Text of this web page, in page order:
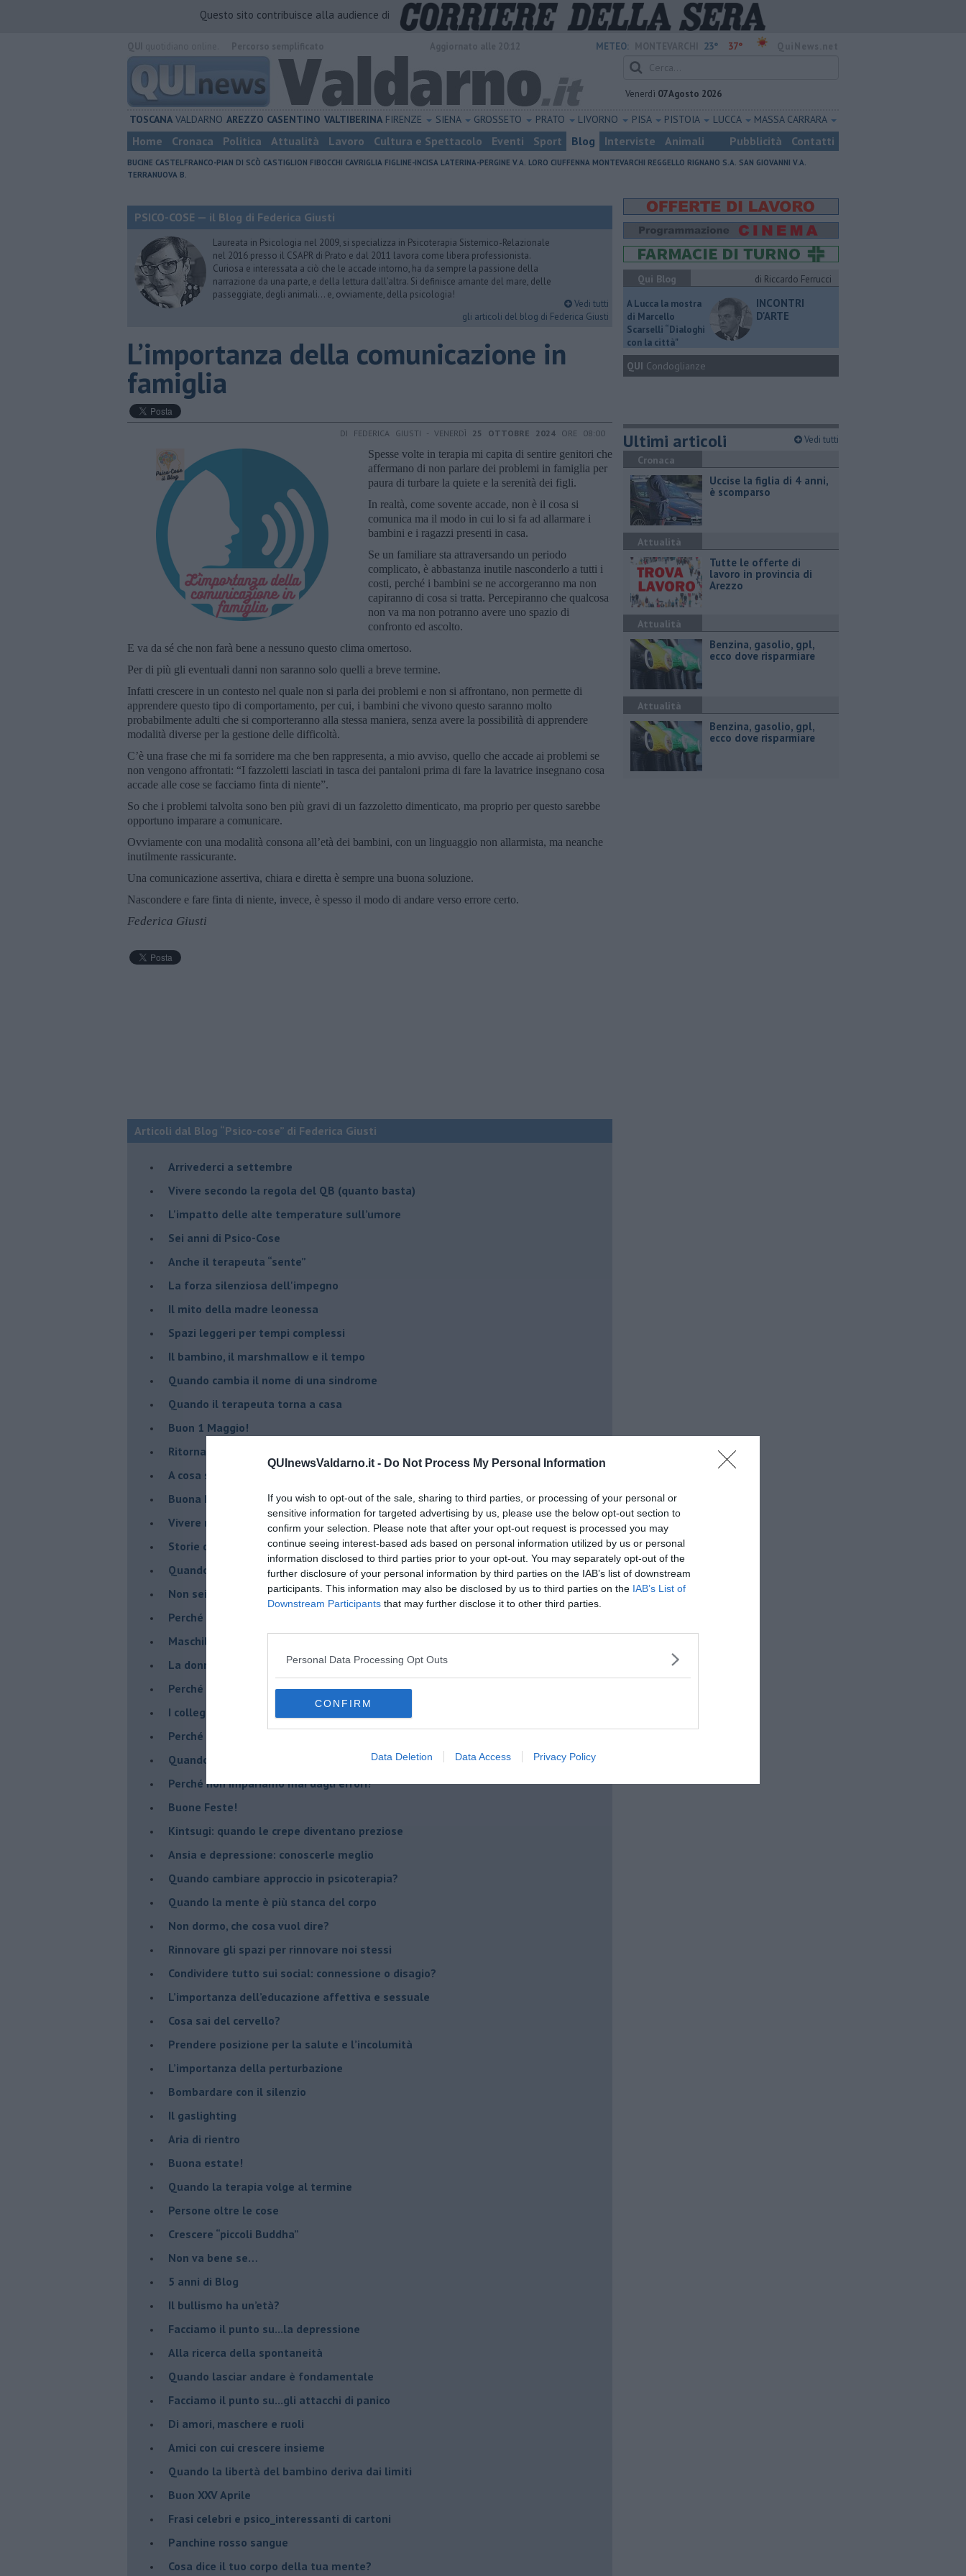
QUInewsValdarno.it - Do Not Process My Personal Information
If you wish to opt-out of the sale, sharing to third parties, or processing of your personal or
sensitive information for targeted advertising by us, please use the below opt-out section to
confirm your selection. Please note that after your opt-out request is processed you may
continue seeing interest-based ads based on personal information utilized by us or personal
information disclosed to third parties prior to your opt-out. You may separately opt-out of the
further disclosure of your personal information by third parties on the IAB’s list of downstream
participants. This information may also be disclosed by us to third parties on the IAB’s List of
Downstream Participants that may further disclose it to other third parties.
Personal Data Processing Opt Outs
CONFIRM
Data Deletion Data Access Privacy Policy
Questo sito contribuisce alla audience di
METEO: 23° 37°
Venerdì 07 Agosto 2026
TOSCANA VALDARNO AREZZO CASENTINO VALTIBERINA FIRENZE SIENA GROSSETO PRATO LIVORNO PISA PISTOIA LUCCA MASSA CARRARA
Home Cronaca Politica Attualità Lavoro Cultura e Spettacolo Eventi Sport Blog Interviste Animali Pubblicità Contatti
BUCINE CASTELFRANCO-PIAN DI SCÒ CASTIGLION FIBOCCHI CAVRIGLIA FIGLINE-INCISA LATERINA-PERGINE V.A. LORO CIUFFENNA MONTEVARCHI REGGELLO RIGNANO S.A. SAN GIOVANNI V.A.
TERRANUOVA B.
PSICO-COSE — il Blog di Federica Giusti
Laureata in Psicologia nel 2009, si specializza in Psicoterapia Sistemico-Relazionale
nel 2016 presso il CSAPR di Prato e dal 2011 lavora come libera professionista.
Curiosa e interessata a ciò che le accade intorno, ha da sempre la passione della
narrazione da una parte, e della lettura dall’altra. Si definisce amante del mare, delle
passeggiate, degli animali… e, ovviamente, della psicologia!
Vedi tutti
gli articoli del blog di Federica Giusti
​L’importanza della comunicazione in
famiglia
DI FEDERICA GIUSTI - VENERDÌ 25 OTTOBRE 2024 ORE 08:00
Spesse volte in terapia mi capita di sentire genitori che
affermano di non parlare dei problemi in famiglia per
paura di turbare la quiete e la serenità dei figli.
In realtà, come sovente accade, non è il cosa si
comunica ma il modo in cui lo si fa ad allarmare i
bambini e i ragazzi presenti in casa.
Se un familiare sta attraversando un periodo
complicato, è abbastanza inutile nasconderlo a tutti i
costi, perché i bambini se ne accorgeranno ma non
capiranno di cosa si tratta. Percepiranno che qualcosa
non va ma non potranno avere uno spazio di
confronto ed ascolto.
E va da sé che non farà bene a nessuno questo clima omertoso.
Per di più gli eventuali danni non saranno solo quelli a breve termine.
Infatti crescere in un contesto nel quale non si parla dei problemi e non si affrontano, non permette di
apprendere questo tipo di comportamento, per cui, i bambini che vivono questo saranno molto
probabilmente adulti che si comporteranno alla stessa maniera, senza avere la possibilità di apprendere
modalità diverse per la gestione delle difficoltà.
C’è una frase che mi fa sorridere ma che ben rappresenta, a mio avviso, quello che accade ai problemi se
non vengono affrontati: “I fazzoletti lasciati in tasca dei pantaloni prima di fare la lavatrice insegnano cosa
accade alle cose se facciamo finta di niente”.
So che i problemi talvolta sono ben più gravi di un fazzoletto dimenticato, ma proprio per questo sarebbe
opportuno imparare a comunicare.
Ovviamente con una modalità consona all’età dei bambini, con un linguaggio non allarmista, ma neanche
inutilmente rassicurante.
Una comunicazione assertiva, chiara e diretta è sempre una buona soluzione.
Nascondere e fare finta di niente, invece, è spesso il modo di andare verso errore certo.
Federica Giusti
Articoli dal Blog “Psico-cose” di Federica Giusti
​Arrivederci a settembre
​Vivere secondo la regola del QB (quanto basta)
​L'impatto delle alte temperature sull’umore
Sei anni di Psico-Cose
​Anche il terapeuta “sente”
​La forza silenziosa dell'impegno
​Il mito della madre leonessa
Spazi leggeri per tempi complessi
Il bambino, il marshmallow e il tempo
​Quando cambia il nome di una sindrome
​Quando il terapeuta torna a casa
​Buon 1 Maggio!
Ritornare indietro di vent’anni
​A cosa serve davvero la psicoterapia
​Buona Pasqua e … buona rinascita!
​Vivere nell’incertezza
​Storie di rinascita: i Take That
​Quando la rigidità del terapeuta è fondamentale
​Non sei indietro, stai seguendo il tuo tempo
​Perché abbiamo bisogno di Sanremo?
​Maschilismo inconsapevole
​La donna può scegliere di non essere madre!
​Perché abbiamo così bisogno di supereroi?
​I collegamenti tra filosofia e psicologia
​Perché tutti si sentono in dovere di dire la loro
​Quando crescere troppo presto diventa un peso
​Perché non impariamo mai dagli errori?
​Buone Feste!
​Kintsugi: quando le crepe diventano preziose
Ansia e depressione: conoscerle meglio
Quando cambiare approccio in psicoterapia?
​Quando la mente è più stanca del corpo
Non dormo, che cosa vuol dire?
​Rinnovare gli spazi per rinnovare noi stessi
​Condividere tutto sui social: connessione o disagio?
​L’importanza dell’educazione affettiva e sessuale
​Cosa sai del cervello?
Prendere posizione per la salute e l’incolumità
L’importanza della perturbazione
​Bombardare con il silenzio
Il gaslighting
Aria di rientro
Buona estate!
​Quando la terapia volge al termine
​Persone oltre le cose
​Crescere “piccoli Buddha”
Non va bene se…
​5 anni di Blog
​Il bullismo ha un’età?
Facciamo il punto su...la depressione
​Alla ricerca della spontaneità
​Quando lasciar andare è fondamentale
Facciamo il punto su...gli attacchi di panico
Di amori, maschere e ruoli
​Amici con cui crescere insieme
​Quando la libertà del bambino deriva dai limiti
Buon XXV Aprile
​Frasi celebri e psico_interessanti di cartoni
​Panchine rosso sangue
​Cosa dice il tuo corpo della tua mente?
Qui Blog
di Riccardo Ferrucci
A Lucca la mostra
di Marcello
Scarselli “Dialoghi
con la città"
INCONTRI
D'ARTE
QUI Condoglianze
Ultimi articoli Vedi tutti
Cronaca
Uccise la figlia di 4 anni,
è scomparso
Attualità
​Tutte le offerte di
lavoro in provincia di
Arezzo
Attualità
​Benzina, gasolio, gpl,
ecco dove risparmiare
Attualità
​Benzina, gasolio, gpl,
ecco dove risparmiare